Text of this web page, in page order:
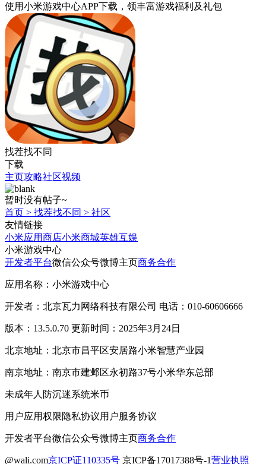
使用小米游戏中心APP下载 ，领丰富游戏福利 及礼包
找茬找不同
下载
主页攻略社区视频
暂时没有帖子~
首页 > 找茬找不同 > 社区
友情链接
小米应用商店小米商城英雄互娱
小米游戏中心
开发者平台微信公众号微博主页商务合作
应用名称：小米游戏中心
开发者：北京瓦力网络科技有限公司 电话：010-60606666
版本：13.5.0.70 更新时间：2025年3月24日
北京地址：北京市昌平区安居路小米智慧产业园
南京地址：南京市建邺区永初路37号小米华东总部
未成年人防沉迷系统米币
用户应用权限隐私协议用户服务协议
开发者平台微信公众号微博主页商务合作
@wali.com京ICP证110335号 京ICP备17017388号-1营业执照